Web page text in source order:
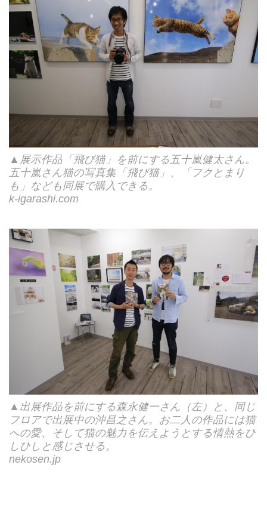
▲展示作品「飛び猫」を前にする五十嵐健太さん。
五十嵐さん猫の写真集「飛び猫」、「フクとまり
も」なども同展で購入できる。
k-igarashi.com
▲出展作品を前にする森永健一さん（左）と、同じ
フロアで出展中の沖昌之さん。お二人の作品には猫
への愛、そして猫の魅力を伝えようとする情熱をひ
しひしと感じさせる。
nekosen.jp